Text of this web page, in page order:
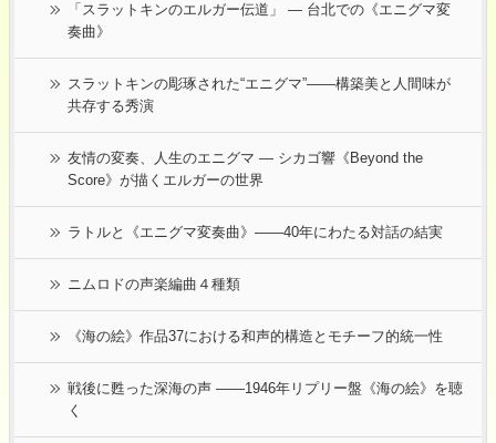
「スラットキンのエルガー伝道」 ― 台北での《エニグマ変
奏曲》
スラットキンの彫琢された“エニグマ”——構築美と人間味が
共存する秀演
友情の変奏、人生のエニグマ ― シカゴ響《Beyond the
Score》が描くエルガーの世界
ラトルと《エニグマ変奏曲》――40年にわたる対話の結実
ニムロドの声楽編曲４種類
《海の絵》作品37における和声的構造とモチーフ的統一性
戦後に甦った深海の声 ――1946年リプリー盤《海の絵》を聴
く